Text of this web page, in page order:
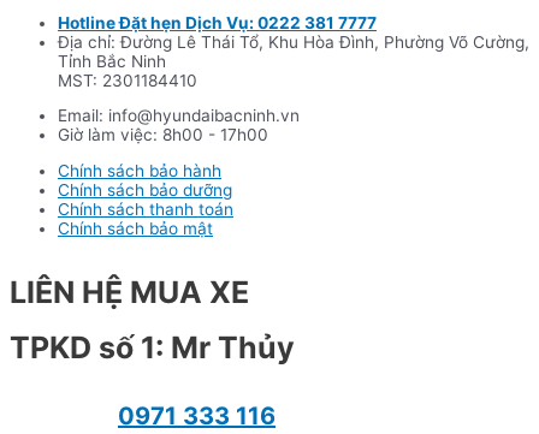
Hotline Đặt hẹn Dịch Vụ: 0222 381 7777
Địa chỉ: Đường Lê Thái Tổ, Khu Hòa Đình, Phường Võ Cường,
Tỉnh Bắc Ninh
MST: 2301184410
Email: info@hyundaibacninh.vn
Giờ làm việc: 8h00 - 17h00
Chính sách bảo hành
Chính sách bảo dưỡng
Chính sách thanh toán
Chính sách bảo mật
LIÊN HỆ MUA XE
TPKD số 1: Mr Thủy
0971 333 116